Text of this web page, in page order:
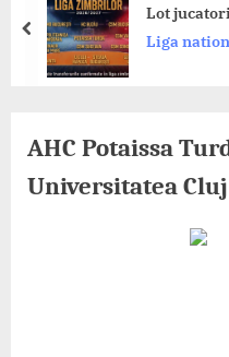
jucatori Liga Zimbrilor
nationala de handbal
prev
AHC Potaissa
Universitatea Cluj